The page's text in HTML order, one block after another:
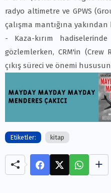
radyo altimetre ve GPWS
çalışma mantığına yakından
- Kaza-kırım
gözlemlerken, CRM'in (Crew
çıkış süreci ve önemi
Etiketler: kitap